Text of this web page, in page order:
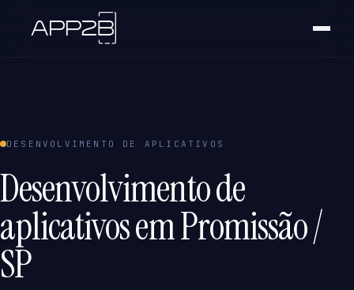
DESENVOLVIMENTO DE APLICATIVOS
Desenvolvimento de
aplicativos em Promissão /
SP